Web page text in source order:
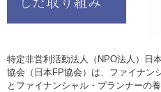
パーソナルファイナンス教育につ
特定非営利活動法人（NPO法人）日
協会（日本FP協会）は、ファイナン
とファイナンシャル・プランナーの